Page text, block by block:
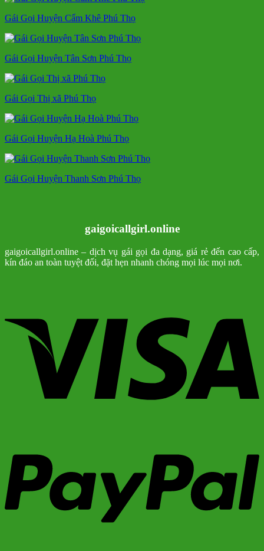
Gái Gọi Huyện Cẩm Khê Phú Thọ
Gái Gọi Huyện Tân Sơn Phú Thọ
Gái Gọi Thị xã Phú Thọ
Gái Gọi Huyện Hạ Hoà Phú Thọ
Gái Gọi Huyện Thanh Sơn Phú Thọ
gaigoicallgirl.online
gaigoicallgirl.online – dịch vụ gái gọi đa dạng, giá rẻ đến cao cấp,
kín đáo an toàn tuyệt đối, đặt hẹn nhanh chóng mọi lúc mọi nơi.